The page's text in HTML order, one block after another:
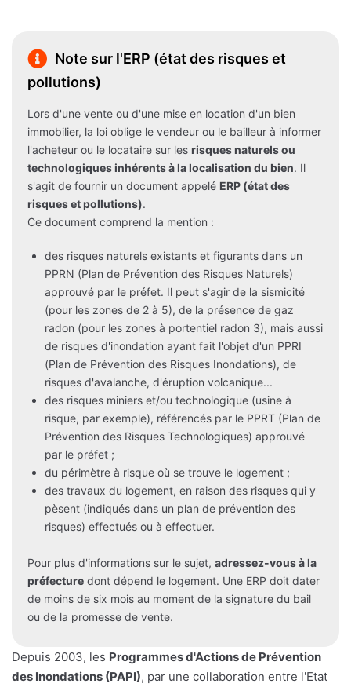
Note sur l'ERP (état des risques et
pollutions)
Lors d'une vente ou d'une mise en location d'un bien
immobilier, la loi oblige le vendeur ou le bailleur à informer
l'acheteur ou le locataire sur les risques naturels ou
technologiques inhérents à la localisation du bien. Il
s'agit de fournir un document appelé ERP (état des
risques et pollutions).
Ce document comprend la mention :
des risques naturels existants et figurants dans un
PPRN (Plan de Prévention des Risques Naturels)
approuvé par le préfet. Il peut s'agir de la sismicité
(pour les zones de 2 à 5), de la présence de gaz
radon (pour les zones à portentiel radon 3), mais aussi
de risques d'inondation ayant fait l'objet d'un PPRI
(Plan de Prévention des Risques Inondations), de
risques d'avalanche, d'éruption volcanique...
des risques miniers et/ou technologique (usine à
risque, par exemple), référencés par le PPRT (Plan de
Prévention des Risques Technologiques) approuvé
par le préfet ;
du périmètre à risque où se trouve le logement ;
des travaux du logement, en raison des risques qui y
pèsent (indiqués dans un plan de prévention des
risques) effectués ou à effectuer.
Pour plus d'informations sur le sujet, adressez-vous à la
préfecture dont dépend le logement. Une ERP doit dater
de moins de six mois au moment de la signature du bail
ou de la promesse de vente.
Depuis 2003, les Programmes d'Actions de Prévention
des Inondations (PAPI), par une collaboration entre l'Etat